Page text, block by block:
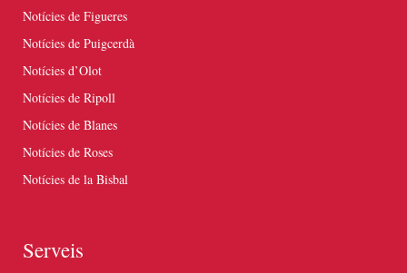
Notícies de Figueres
Notícies de Puigcerdà
Notícies d’Olot
Notícies de Ripoll
Notícies de Blanes
Notícies de Roses
Notícies de la Bisbal
Serveis